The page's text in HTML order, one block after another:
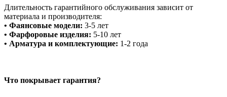
Длительность гарантийного обслуживания зависит от
материала и производителя:
• Фаянсовые модели: 3-5 лет
• Фарфоровые изделия: 5-10 лет
• Арматура и комплектующие: 1-2 года
Что покрывает гарантия?